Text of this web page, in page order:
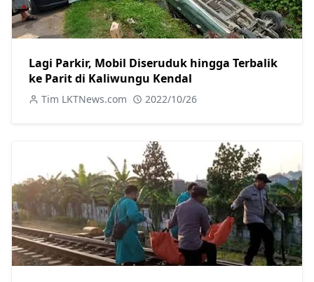
Lagi Parkir, Mobil Diseruduk hingga Terbalik
ke Parit di Kaliwungu Kendal
Tim LKTNews.com 2022/10/26